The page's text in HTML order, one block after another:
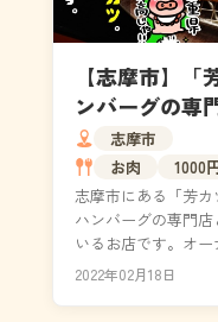
【志摩市】
ンバーグの専
食べるなら｜
志摩市
お肉
1000
志摩市にある「芳
ハンバーグの専門
いるお店です。オ
用する豚肉は「美濃
2022年02月18日